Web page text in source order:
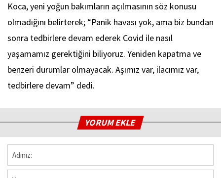
Koca, yeni yoğun bakımların açılmasının söz konusu
olmadığını belirterek; “Panik havası yok, ama biz bundan
sonra tedbirlere devam ederek Covid ile nasıl
yaşamamız gerektiğini biliyoruz. Yeniden kapatma ve
benzeri durumlar olmayacak. Aşımız var, ilacımız var,
tedbirlere devam” dedi.
YORUM EKLE